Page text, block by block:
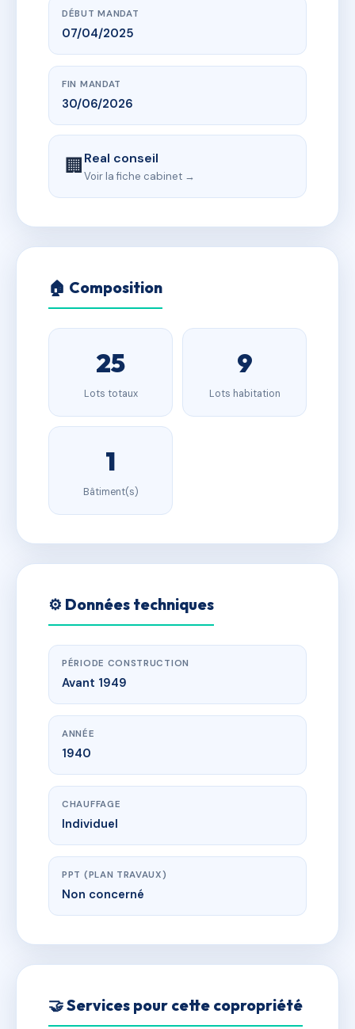
DÉBUT MANDAT
07/04/2025
FIN MANDAT
30/06/2026
🏢Real conseil
Voir la fiche cabinet →
🏠 Composition
25
Lots totaux
9
Lots habitation
1
Bâtiment(s)
⚙️ Données techniques
PÉRIODE CONSTRUCTION
Avant 1949
ANNÉE
1940
CHAUFFAGE
Individuel
PPT (PLAN TRAVAUX)
Non concerné
🤝 Services pour cette copropriété